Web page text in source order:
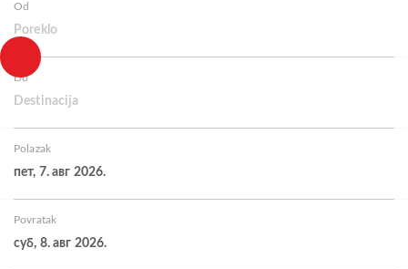
Od
Poreklo
Do
Destinacija
Polazak
пет, 7. авг 2026.
Povratak
суб, 8. авг 2026.